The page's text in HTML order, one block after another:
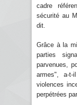
cadre
sécurité au
dit.
Grâce à la
parties
parvenues,
armes", a-t-
violences
perpétrées